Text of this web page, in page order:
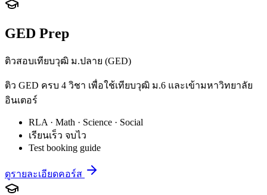
GED Prep
ติวสอบเทียบวุฒิ ม.ปลาย (GED)
ติว GED ครบ 4 วิชา เพื่อใช้เทียบวุฒิ ม.6 และเข้ามหาวิทยาลัย
อินเตอร์
RLA · Math · Science · Social
เรียนเร็ว จบไว
Test booking guide
ดูรายละเอียดคอร์ส